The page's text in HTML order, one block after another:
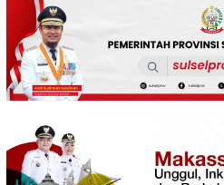
Loncat
konten